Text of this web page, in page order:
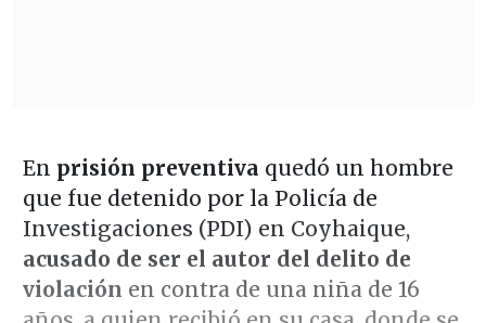
En prisión preventiva quedó un hombre
que fue detenido por la Policía de
Investigaciones (PDI) en Coyhaique,
acusado de ser el autor del delito de
violación en contra de una niña de 16